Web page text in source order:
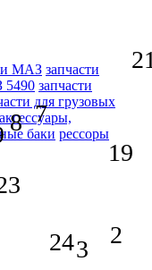
МАЗ запчасти
5490 запчасти
для грузовых
аксессуары,
баки рессоры
24
19
8 7
3
2